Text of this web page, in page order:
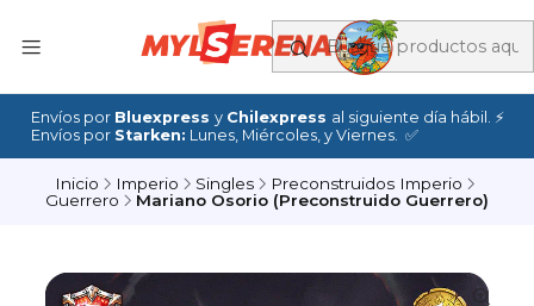
Envíos por Bluexpress y Chilexpress al siguiente día hábil. ⚡
Envíos por Starken: Lunes, Miércoles, y Viernes. ✅
Inicio Imperio Singles
Preconstruidos Imperio
Guerrero
Mariano Osorio (Preconstruido Guerrero)